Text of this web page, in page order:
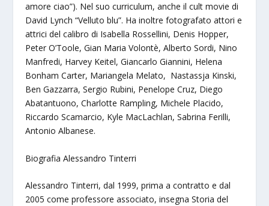
amore ciao”). Nel suo curriculum, anche il cult movie di
David Lynch “Velluto blu”. Ha inoltre fotografato attori e
attrici del calibro di Isabella Rossellini, Denis Hopper,
Peter O’Toole, Gian Maria Volontè, Alberto Sordi, Nino
Manfredi, Harvey Keitel, Giancarlo Giannini, Helena
Bonham Carter, Mariangela Melato, Nastassja Kinski,
Ben Gazzarra, Sergio Rubini, Penelope Cruz, Diego
Abatantuono, Charlotte Rampling, Michele Placido,
Riccardo Scamarcio, Kyle MacLachlan, Sabrina Ferilli,
Antonio Albanese.
Biografia Alessandro Tinterri
Alessandro Tinterri, dal 1999, prima a contratto e dal
2005 come professore associato, insegna Storia del